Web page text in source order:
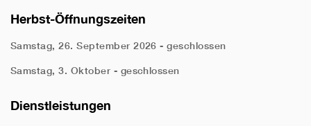
Herbst-Öffnungszeiten
Samstag, 26. September 2026 - geschlossen
Samstag, 3. Oktober - geschlossen
Dienstleistungen